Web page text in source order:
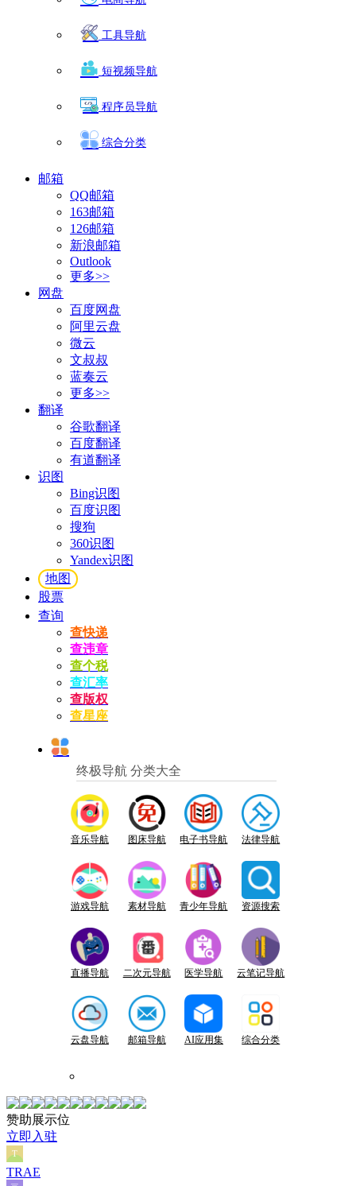
工具导航
短视频导航
程序员导航
综合分类
邮箱
QQ邮箱
163邮箱
126邮箱
新浪邮箱
Outlook
更多>>
网盘
百度网盘
阿里云盘
微云
文叔叔
蓝奏云
更多>>
翻译
谷歌翻译
百度翻译
有道翻译
识图
Bing识图
百度识图
搜狗
360识图
Yandex识图
地图
股票
查询
查快递
查违章
查个税
查汇率
查版权
查星座
终极导航 分类大全
音乐导航 图床导航 电子书导航 法律导航
游戏导航 素材导航 青少年导航 资源搜索
直播导航 二次元导航 医学导航 云笔记导航
云盘导航 邮箱导航 AI应用集 综合分类
赞助展示位
立即入驻
TRAE